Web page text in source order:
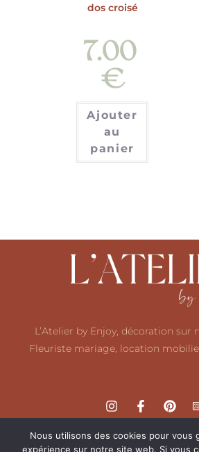
dos croisé
7.00
€
Ajouter
au
panier
L’Atelier by Enjoy, décoration sur
Fleuriste mariage, location
Nous utilisons des cookies pour vous
expérience sur notre site web. Si vous